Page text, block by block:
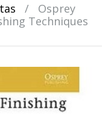
/
Osprey
Techniques